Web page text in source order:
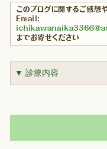
▼ 診療内容